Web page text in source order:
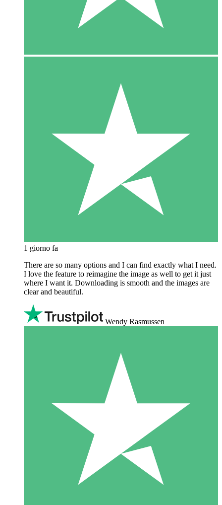
1 giorno fa
There are so many options and I can find exactly what I need.
I love the feature to reimagine the image as well to get it just
where I want it. Downloading is smooth and the images are
clear and beautiful.
Wendy Rasmussen